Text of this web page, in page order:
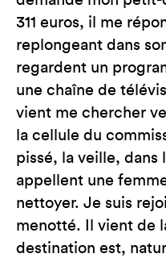
311 euros, il me
replongeant dans
regardent un
une chaîne de
vient me chercher
la cellule du
pissé, la veille, dans
appellent une
nettoyer. Je suis
menotté. Il vient de
destination est,